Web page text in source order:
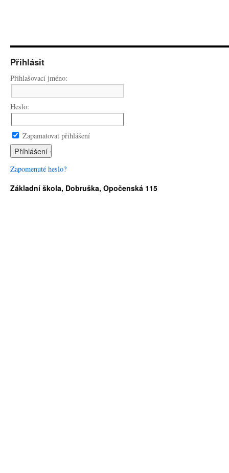
Přihlásit
Přihlašovací jméno:
Heslo:
Zapamatovat přihlášení
Zapomenuté heslo?
Základní škola, Dobruška, Opočenská 115